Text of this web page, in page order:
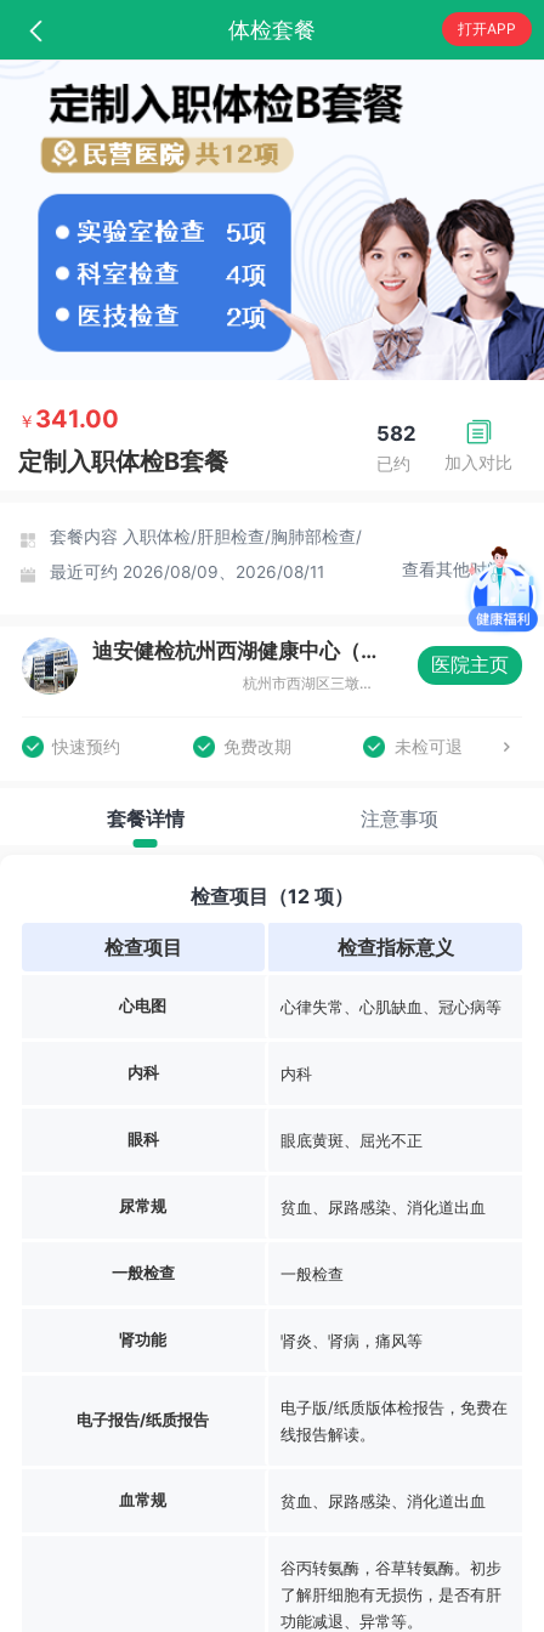
体检套餐 打开APP
加入对比
582
已约
￥ 341.00
定制入职体检B套餐
套餐内容 入职体检/肝胆检查/胸肺部检查/
最近可约 2026/08/09、2026/08/11 查看其他时间
迪安健检杭州西湖健康中心（城西分院）
杭州市西湖区三墩镇城北商贸园33幢
医院主页
快速预约 免费改期 未检可退
套餐详情 注意事项
检查项目（12 项）
检查项目 检查指标意义
心电图 心律失常、心肌缺血、冠心病等
内科 内科
眼科 眼底黄斑、屈光不正
尿常规 贫血、尿路感染、消化道出血
一般检查 一般检查
肾功能 肾炎、肾病，痛风等
电子报告/纸质报告
电子版/纸质版体检报告，免费在
线报告解读。
血常规 贫血、尿路感染、消化道出血
谷丙转氨酶，谷草转氨酶。初步
了解肝细胞有无损伤，是否有肝
功能减退、异常等。